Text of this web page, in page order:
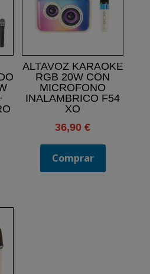
ALTAVOZ KARAOKE
RGB 20W CON
MICROFONO
INALAMBRICO F54
XO
36,90€
Comprar